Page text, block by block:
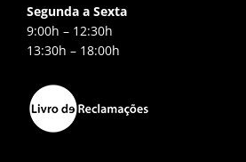
Segunda a Sexta
9:00h – 12:30h
13:30h – 18:00h